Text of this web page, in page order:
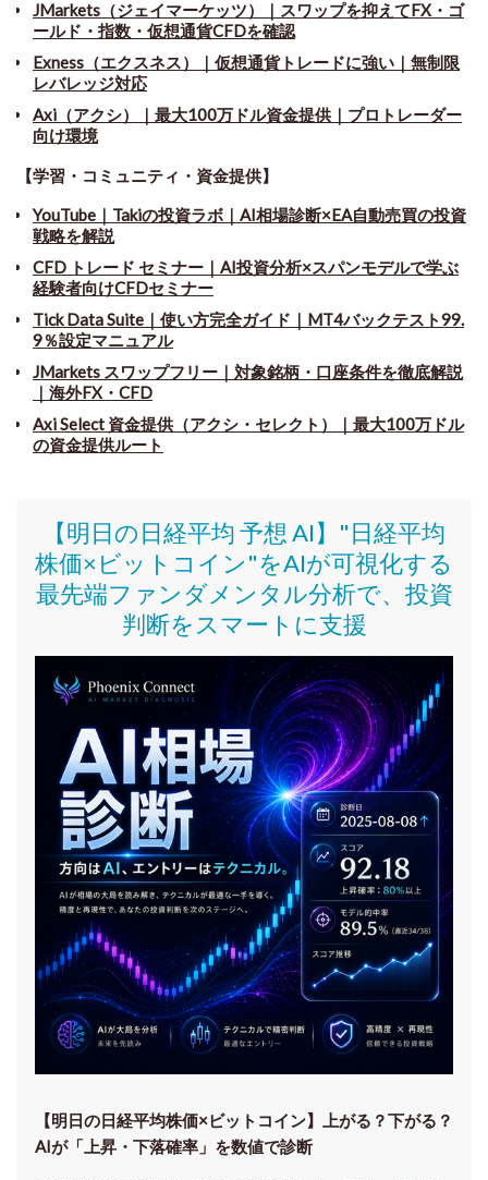
JMarkets（ジェイマーケッツ）｜スワップを抑えてFX・ゴ
ールド・指数・仮想通貨CFDを確認
Exness（エクスネス）｜仮想通貨トレードに強い｜無制限
レバレッジ対応
Axi（アクシ）｜最大100万ドル資金提供｜プロトレーダー
向け環境
【学習・コミュニティ・資金提供】
YouTube｜Takiの投資ラボ｜AI相場診断×EA自動売買の投資
戦略を解説
CFD トレード セミナー ｜ AI投資分析×スパンモデルで学ぶ
経験者向けCFDセミナー
Tick Data Suite ｜ 使い方完全ガイド｜MT4バックテスト99.
9％設定マニュアル
JMarkets スワップフリー ｜ 対象銘柄・口座条件を徹底解説
｜海外FX・CFD
Axi Select 資金提供（アクシ・セレクト）｜最大100万ドル
の資金提供ルート
【明日の日経平均 予想 AI】"日経平均
株価×ビットコイン"をAIが可視化する
最先端ファンダメンタル分析で、投資
判断をスマートに支援
【明日の⽇経平均株価×ビットコイン】上がる？下がる？
AIが「上昇・下落確率」を数値で診断